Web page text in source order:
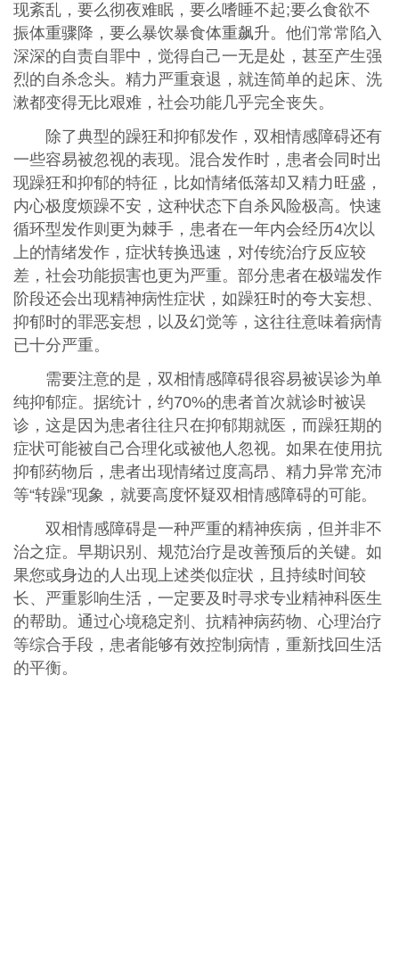
现紊乱，要么彻夜难眠，要么嗜睡不起;要么食欲不
振体重骤降，要么暴饮暴食体重飙升。他们常常陷入
深深的自责自罪中，觉得自己一无是处，甚至产生强
烈的自杀念头。精力严重衰退，就连简单的起床、洗
漱都变得无比艰难，社会功能几乎完全丧失。
除了典型的躁狂和抑郁发作，双相情感障碍还有
一些容易被忽视的表现。混合发作时，患者会同时出
现躁狂和抑郁的特征，比如情绪低落却又精力旺盛，
内心极度烦躁不安，这种状态下自杀风险极高。快速
循环型发作则更为棘手，患者在一年内会经历4次以
上的情绪发作，症状转换迅速，对传统治疗反应较
差，社会功能损害也更为严重。部分患者在极端发作
阶段还会出现精神病性症状，如躁狂时的夸大妄想、
抑郁时的罪恶妄想，以及幻觉等，这往往意味着病情
已十分严重。
需要注意的是，双相情感障碍很容易被误诊为单
纯抑郁症。据统计，约70%的患者首次就诊时被误
诊，这是因为患者往往只在抑郁期就医，而躁狂期的
症状可能被自己合理化或被他人忽视。如果在使用抗
抑郁药物后，患者出现情绪过度高昂、精力异常充沛
等“转躁”现象，就要高度怀疑双相情感障碍的可能。
双相情感障碍是一种严重的精神疾病，但并非不
治之症。早期识别、规范治疗是改善预后的关键。如
果您或身边的人出现上述类似症状，且持续时间较
长、严重影响生活，一定要及时寻求专业精神科医生
的帮助。通过心境稳定剂、抗精神病药物、心理治疗
等综合手段，患者能够有效控制病情，重新找回生活
的平衡。